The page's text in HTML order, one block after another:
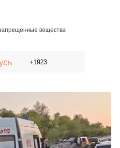
вещества
+1923